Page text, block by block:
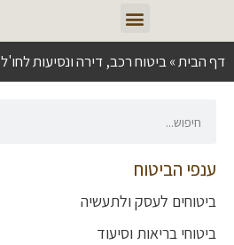
דף הבית»ביטוח רכב, דירה ונסיעות לחו'ל
ענפי הביטוח
ביטוחים לעסק ולתעשיה
ביטוחי בריאות וסיעוד